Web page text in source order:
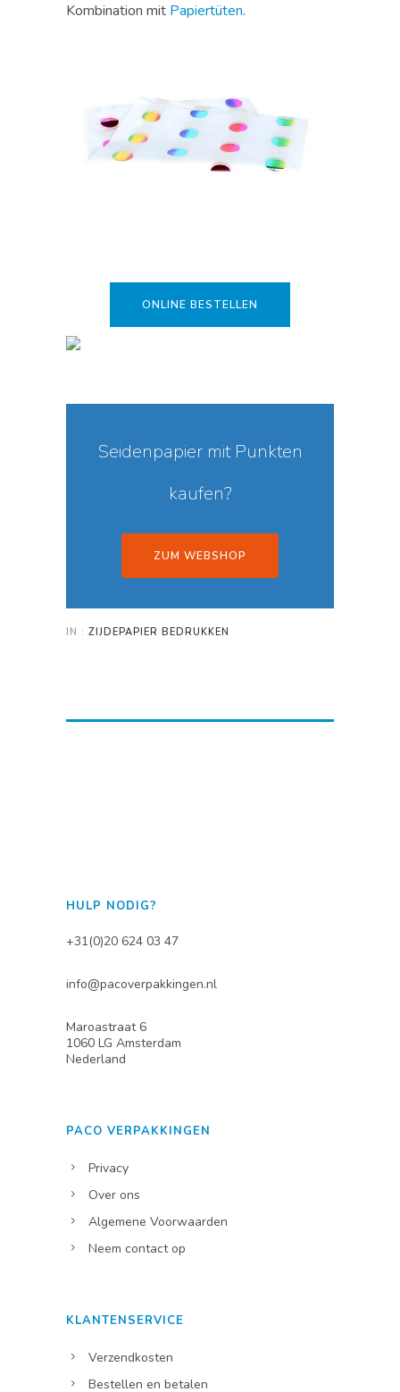
Kombination mit Papiertüten.
ONLINE BESTELLEN
Seidenpapier mit Punkten
kaufen?
ZUM WEBSHOP
IN : ZIJDEPAPIER BEDRUKKEN
HULP NODIG?
+31(0)20 624 03 47
info@pacoverpakkingen.nl
Maroastraat 6
1060 LG Amsterdam
Nederland
PACO VERPAKKINGEN
Privacy
Over ons
Algemene Voorwaarden
Neem contact op
KLANTENSERVICE
Verzendkosten
Bestellen en betalen